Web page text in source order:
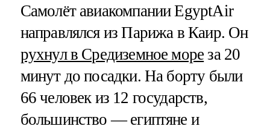
Самолёт авиакомпании EgyptAir
направлялся из Парижа в Каир. Он
рухнул в Средиземное море за 20
минут до посадки. На борту были
66 человек из 12 государств,
большинство — египтяне и